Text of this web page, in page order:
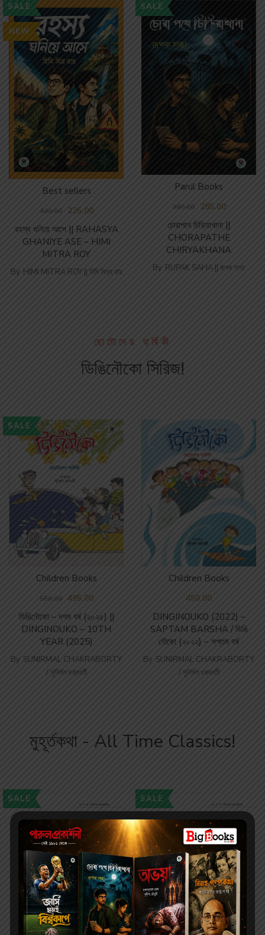
SALE
NEW
রহস্য ঘনিয়ে আসে || RAHASYA
GHANIYE ASE – HIMI
MITRA ROY
Best sellers
300.00 225.00
By HIMI MITRA ROY || হিমি মিত্র রায়
SALE
চোরাপথে চিড়িয়াখানা ||
CHORAPATHE
CHIRYAKHANA
Parul Books
380.00 285.00
By RUPAK SAHA || রূপক সাহা
ছোটোদের বার্ষিকী
ডিঙিনৌকো সিরিজ!
SALE
ডিঙিনৌকো – দশম বর্ষ (২০২৫) ||
DINGINOUKO – 10TH
YEAR (2025)
Children Books
550.00 495.00
By SUNIRMAL CHAKRABORTY
/ সুনির্মল চক্রবর্তী
DINGINOUKO (2022) –
SAPTAM BARSHA / ডিঙি
নৌকো (২০২২) – সপ্তম বর্ষ
Children Books
450.00
By SUNIRMAL CHAKRABORTY
/ সুনির্মল চক্রবর্তী
মুহূর্তকথা - All Time Classics!
SALE SALE